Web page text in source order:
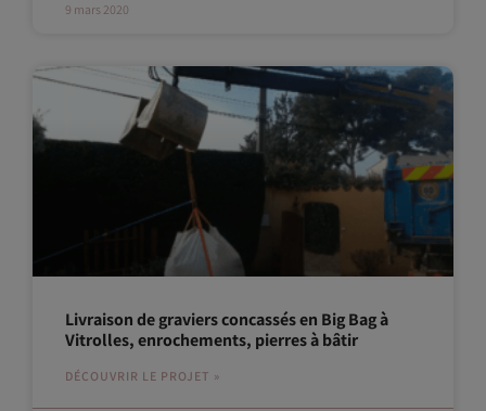
9 mars 2020
Livraison de graviers concassés en Big Bag à
Vitrolles, enrochements, pierres à bâtir
DÉCOUVRIR LE PROJET »